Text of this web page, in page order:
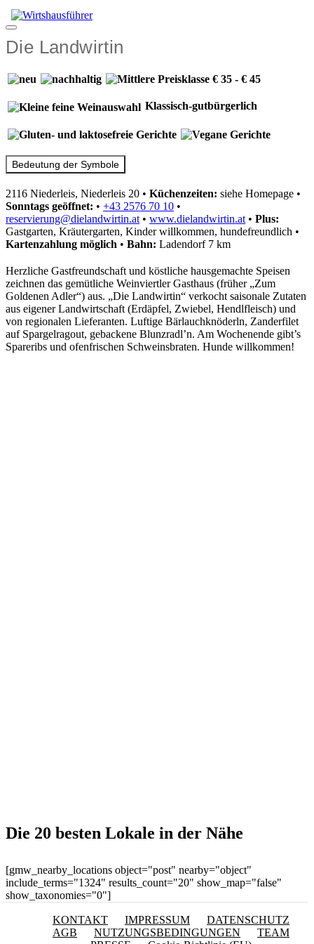
Zum
Inhalt
Menü
Die Landwirtin
Klassisch-gutbürgerlich
Bedeutung der Symbole
2116 Niederleis, Niederleis 20 • Küchenzeiten: siehe Homepage •
Sonntags geöffnet: • +43 2576 70 10 •
reservierung@dielandwirtin.at • www.dielandwirtin.at • Plus:
Gastgarten, Kräutergarten, Kinder willkommen, hundefreundlich •
Kartenzahlung möglich • Bahn: Ladendorf 7 km
Herzliche Gastfreundschaft und köstliche hausgemachte Speisen
zeichnen das gemütliche Weinviertler Gasthaus (früher „Zum
Goldenen Adler“) aus. „Die Landwirtin“ verkocht saisonale Zutaten
aus eigener Landwirtschaft (Erdäpfel, Zwiebel, Hendlfleisch) und
von regionalen Lieferanten. Luftige Bärlauchknöderln, Zanderfilet
auf Spargelragout, gebackene Blunzradl’n. Am Wochenende gibt’s
Spareribs und ofenfrischen Schweinsbraten. Hunde willkommen!
Die 20 besten Lokale in der Nähe
[gmw_nearby_locations object="post" nearby="object"
include_terms="1324" results_count="20" show_map="false"
show_taxonomies="0"]
KONTAKT IMPRESSUM
DATENSCHUTZ
AGB
NUTZUNGSBEDINGUNGEN
TEAM